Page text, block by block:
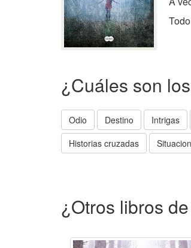
¿Cuáles son
Odio Destino Intrigas
Historias cruzadas
¿Otros libros